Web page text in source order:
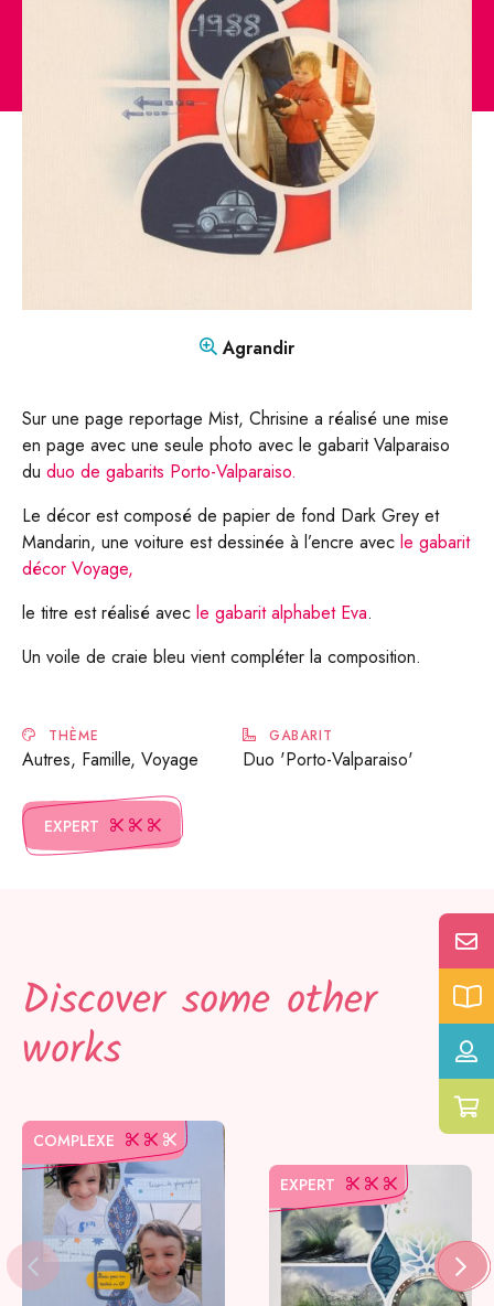
Mon compte
Boutique
Agrandir
Sur une page reportage Mist, Chrisine a réalisé une mise
en page avec une seule photo avec le gabarit Valparaiso
du duo de gabarits Porto-Valparaiso.
Le décor est composé de papier de fond Dark Grey et
Mandarin, une voiture est dessinée à l’encre avec le gabarit
décor Voyage,
le titre est réalisé avec le gabarit alphabet Eva.
Un voile de craie bleu vient compléter la composition.
THÈME
Autres, Famille, Voyage
GABARIT
Duo 'Porto-Valparaiso'
EXPERT
Discover some other
works
COMPLEXE
EXPERT